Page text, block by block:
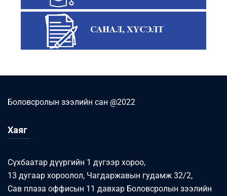
Боловсролын зээлийн сан @2022
Хаяг
Сүхбаатар дүүргийн 1 дүгээр хороо,
13 дугаар хороолол, Чагдаржавын гудамж 32/2,
Сав плаза оффисын 11 давхар Боловсролын зээлийн